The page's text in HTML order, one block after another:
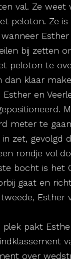
val. Ze weet
peloton. Ze
Esther
bij zetten
peloton te
dan klaar
Esther en
meter te
zet, gevolgd
rondje vol
bocht is het
gaat en
Esther
plek pakt
over